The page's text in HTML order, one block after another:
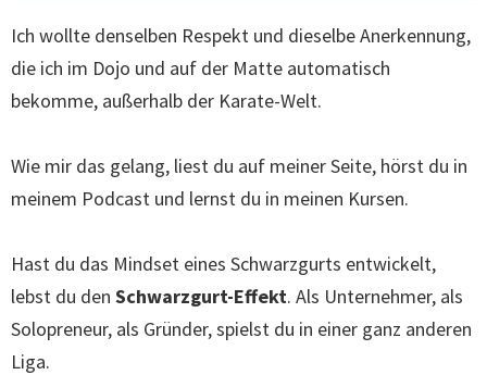
Ich wollte denselben Respekt und dieselbe Anerkennung,
die ich im Dojo und auf der Matte automatisch
bekomme, außerhalb der Karate-Welt.
Wie mir das gelang, liest du auf meiner Seite, hörst du in
meinem Podcast und lernst du in meinen Kursen.
Hast du das Mindset eines Schwarzgurts entwickelt,
lebst du den Schwarzgurt-Effekt. Als Unternehmer, als
Solopreneur, als Gründer, spielst du in einer ganz anderen
Liga.